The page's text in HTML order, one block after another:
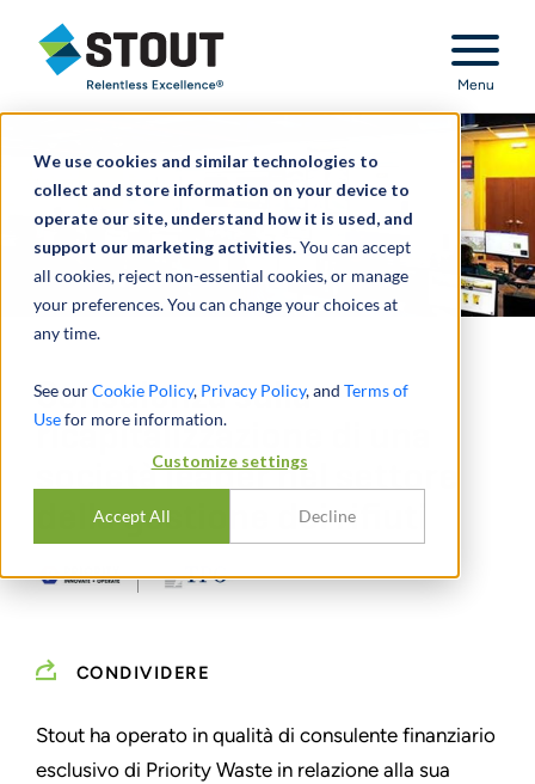
We use cookies and similar technologies to
collect and store information on your device to
operate our site, understand how it is used, and
support our marketing activities.You can accept
all cookies, reject non-essential cookies, or manage
your preferences. You can change your choices at
any time.
See ourCookie Policy, Privacy Policy, and Terms of
Usefor more information.
Customize settings
Accept All Decline
Stout Relentless Excellence
Menu
Consulenza sulla
ricapitalizzazione di una
società leader nel settore
della gestione dei rifiuti
CONDIVIDERE
Stout ha operato in qualità di consulente finanziario
esclusivo di Priority Waste in relazione alla sua